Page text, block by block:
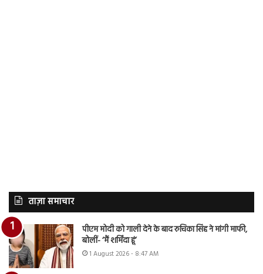
ताज़ा समाचार
पीएम मोदी को गाली देने के बाद रुचिका सिंह ने मांगी माफी,
बोलीं- ‘मैं शर्मिंदा हूं’
1 August 2026 - 8:47 AM